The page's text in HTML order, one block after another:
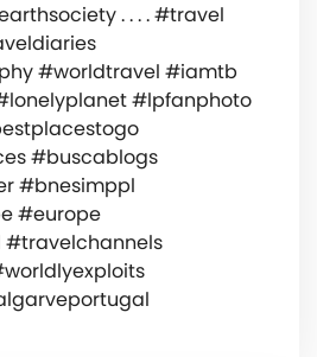
️. . . . #travel
#worldtravel #iamtb
#lpfanphoto
#buscablogs
#bnesimppl
#europe